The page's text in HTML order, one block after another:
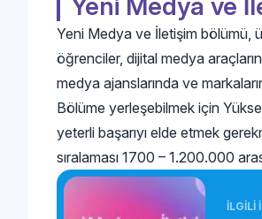
Yeni Medya ve
Yeni Medya ve İletişim bölümü,
öğrenciler, dijital medya
medya ajanslarında ve
Bölüme yerleşebilmek için
yeterli başarıyı elde etmek
sıralaması 1700 – 1.200.000
İLGİLİ